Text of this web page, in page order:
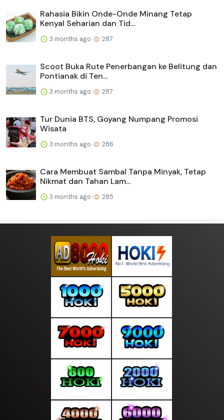
Rahasia Bikin Onde-Onde Minang Tetap
Kenyal Seharian dan Tid...
3 months ago 287
Scoot Buka Rute Penerbangan ke Belitung dan
Pontianak di Ten...
3 months ago 287
Tur Dunia BTS, Goyang Numpang Promosi
Wisata
3 months ago 286
Cara Membuat Sambal Tanpa Minyak, Tetap
Nikmat dan Tahan Lam...
3 months ago 285